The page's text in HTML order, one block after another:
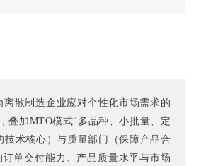
散制造企业应对个性化市场需求的
叠加MTO模式“多品种、小批量、定
术核心）与质量部门（保障产品合
单交付能力、产品质量水平与市场